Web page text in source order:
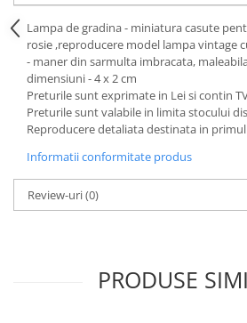
MACHETE VEHICULE INTERVENTIE
MINI DIORAME
Seturi HOTWHEELS
VITRINE, FIGURINE, ACCESORII
MACHETE
BALOANE SUPERSHAPE SI JUMBO
DECORATIUNI CRACIUN SI ANUL
NOU
DECORATIUNI PETRECERE
CARNAVAL
LUMANARI PETRECERI ANIVERSARI
PAPUSI SI DECORATIUNI HORROR
POSTERE PENTRU PERETE SI
ACCESORII
SUPORTERI MECIURI SPORT
COSTUME BAIETI SI PELERINE
Lampa de gradina - miniatura casute
rosie ,reproducere model lampa vintage
- maner din sarmulta imbracata,
dimensiuni - 4 x 2 cm
Preturile sunt exprimate in Lei si contin
Preturile sunt valabile in limita stocului
Reproducere detaliata destinata in
Informatii conformitate produs
Review-uri(0)
PRODUSE